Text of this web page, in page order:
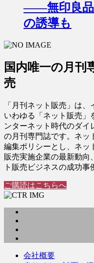
――無印良品
の誘導も
国内唯一の月
売
「月刊ネット販売」は
いわゆる「ネット販売」
ンターネット時代のダイ
の月刊専門誌です。ネッ
編集ポリシーとし、ネッ
販売実施企業の最新動向
ト販売ビジネスの成功事
ご購読はこちらへ
会社概要